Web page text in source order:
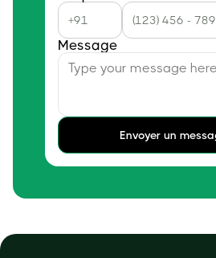
Message
Envoyer un